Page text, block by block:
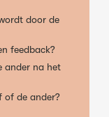
door de
feedback?
ander na het
of de ander?